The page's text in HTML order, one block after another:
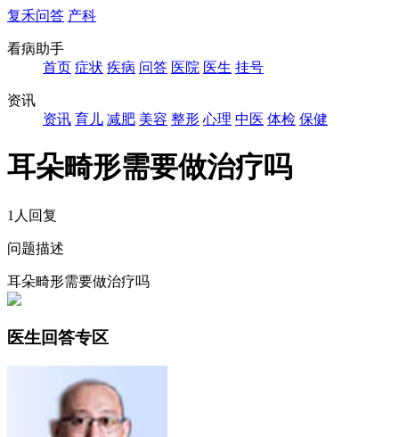
复禾问答 产科
看病助手
首页 症状 疾病 问答 医院 医生 挂号
资讯
资讯 育儿 减肥 美容 整形 心理 中医 体检 保健
耳朵畸形需要做治疗吗
1人回复
问题描述
耳朵畸形需要做治疗吗
医生回答专区